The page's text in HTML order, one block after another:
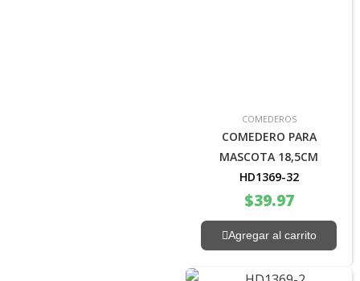
COMEDEROS
COMEDERO PARA
MASCOTA 18,5CM
HD1369-32
$39.97
Agregar al carrito